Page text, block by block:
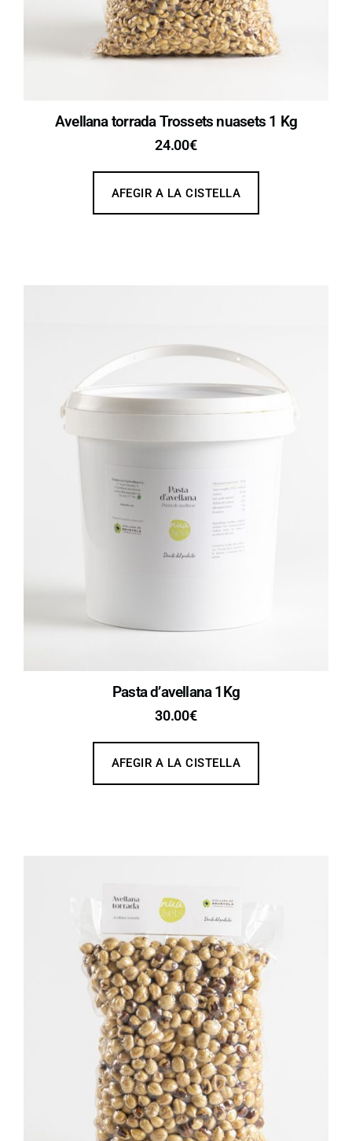
Avellana torrada Trossets nuasets 1 Kg
24.00€
AFEGIR A LA CISTELLA
Pasta d’avellana 1Kg
30.00€
AFEGIR A LA CISTELLA